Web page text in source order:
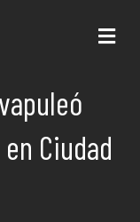
Ciudad